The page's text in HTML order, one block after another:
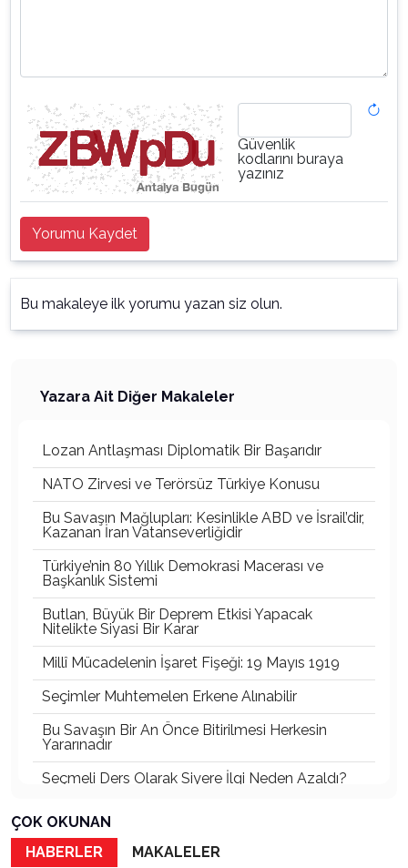
Güvenlik
kodlarını buraya
yazınız
Yorumu Kaydet
Bu makaleye ilk yorumu yazan siz olun.
Yazara Ait Diğer Makaleler
Lozan Antlaşması Diplomatik Bir Başarıdır
NATO Zirvesi ve Terörsüz Türkiye Konusu
Bu Savaşın Mağlupları: Kesinlikle ABD ve İsrail’dir,
Kazanan İran Vatanseverliğidir
Türkiye’nin 80 Yıllık Demokrasi Macerası ve
Başkanlık Sistemi
Butlan, Büyük Bir Deprem Etkisi Yapacak
Nitelikte Siyasi Bir Karar
Millî Mücadelenin İşaret Fişeği: 19 Mayıs 1919
Seçimler Muhtemelen Erkene Alınabilir
Bu Savaşın Bir An Önce Bitirilmesi Herkesin
Yararınadır
Seçmeli Ders Olarak Siyere İlgi Neden Azaldı?
İki Menfur Saldırı ve Katliam Çok Yönlü
İncelenmelidir
Bu Savaşta Kazananlar, Kaybedenler ve Türkiye
ÇOK OKUNAN
HABERLER
MAKALELER